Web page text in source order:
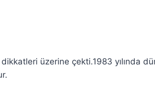
üzerine çekti.1983 yılında